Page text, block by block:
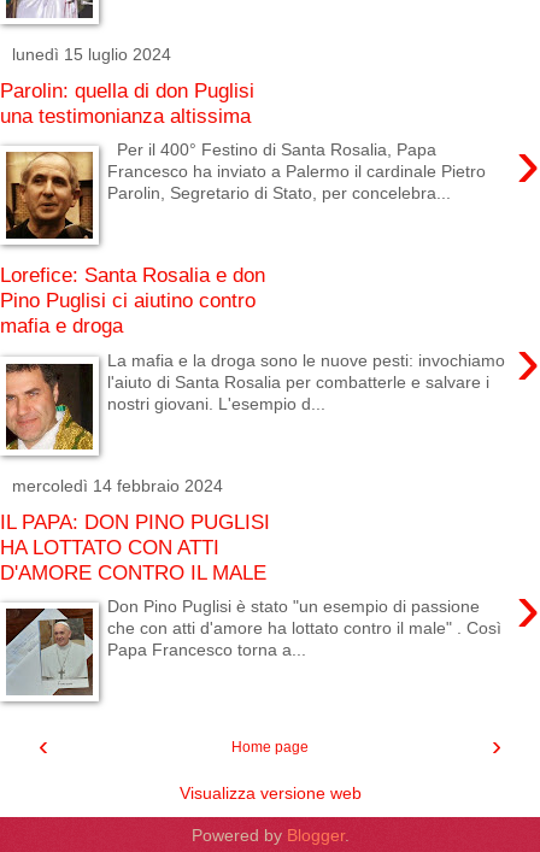
lunedì 15 luglio 2024
Parolin: quella di don Puglisi
una testimonianza altissima
›
Per il 400° Festino di Santa Rosalia, Papa
Francesco ha inviato a Palermo il cardinale Pietro
Parolin, Segretario di Stato, per concelebra...
Lorefice: Santa Rosalia e don
Pino Puglisi ci aiutino contro
mafia e droga
›
La mafia e la droga sono le nuove pesti: invochiamo
l'aiuto di Santa Rosalia per combatterle e salvare i
nostri giovani. L'esempio d...
mercoledì 14 febbraio 2024
IL PAPA: DON PINO PUGLISI
HA LOTTATO CON ATTI
D'AMORE CONTRO IL MALE
›
Don Pino Puglisi è stato "un esempio di passione
che con atti d'amore ha lottato contro il male" . Così
Papa Francesco torna a...
‹ ›
Home page
Visualizza versione web
Powered by Blogger.